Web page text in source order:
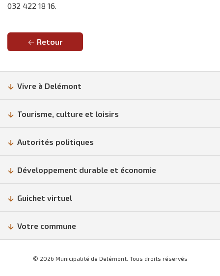
032 422 18 16.
Retour
Vivre à Delémont
Tourisme, culture et loisirs
Autorités politiques
Développement durable et économie
Guichet virtuel
Votre commune
© 2026 Municipalité de Delémont. Tous droits réservés